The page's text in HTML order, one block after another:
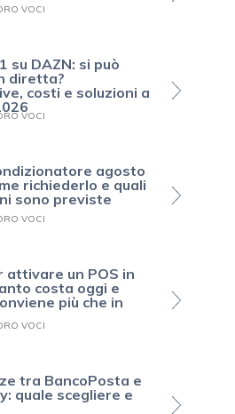
VOCI
su DAZN: si può
diretta?
costi e soluzioni a
VOCI
agosto
richiederlo e quali
sono previste
VOCI
attivare un POS in
costa oggi e
più che in
VOCI
tra BancoPosta e
quale scegliere e